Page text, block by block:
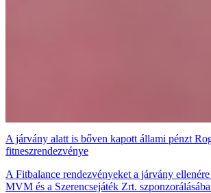
A járvány alatt is bőven kapott állami pénzt
fitneszrendezvénye
A Fitbalance rendezvényeket a járvány
MVM és a Szerencsejáték Zrt.